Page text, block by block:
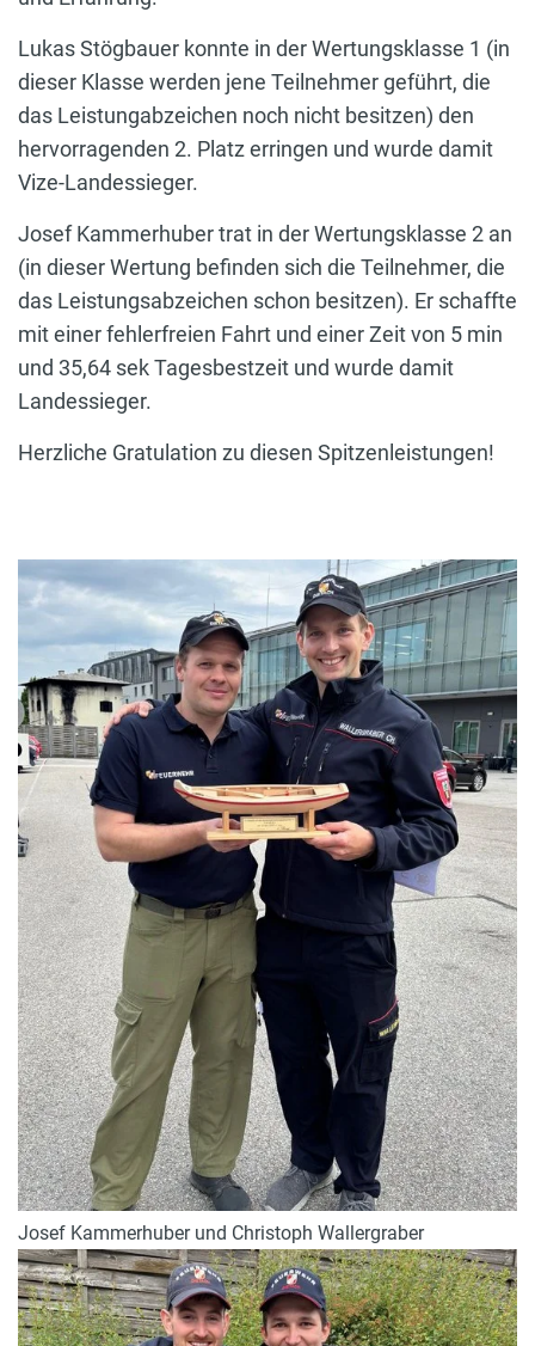
Lukas Stögbauer konnte in der Wertungsklasse 1 (in
dieser Klasse werden jene Teilnehmer geführt, die
das Leistungabzeichen noch nicht besitzen) den
hervorragenden 2. Platz erringen und wurde damit
Vize-Landessieger.
Josef Kammerhuber trat in der Wertungsklasse 2 an
(in dieser Wertung befinden sich die Teilnehmer, die
das Leistungsabzeichen schon besitzen). Er schaffte
mit einer fehlerfreien Fahrt und einer Zeit von 5 min
und 35,64 sek Tagesbestzeit und wurde damit
Landessieger.
Herzliche Gratulation zu diesen Spitzenleistungen!
Josef Kammerhuber und Christoph Wallergraber